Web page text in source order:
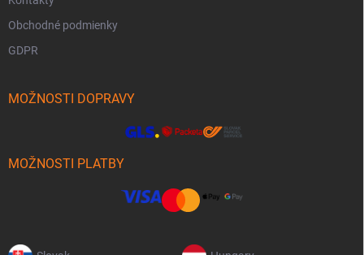
Obchodné podmienky
GDPR
MOŽNOSTI DOPRAVY
MOŽNOSTI PLATBY